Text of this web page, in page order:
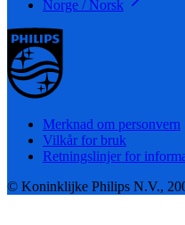
Norge / Norsk
Merknad om personvern
Vilkår for bruk
Retningslinjer for
© Koninklijke Philips N.V.,